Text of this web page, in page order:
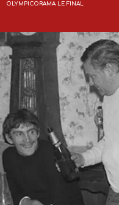
OLYMPICORAMA LE FINAL